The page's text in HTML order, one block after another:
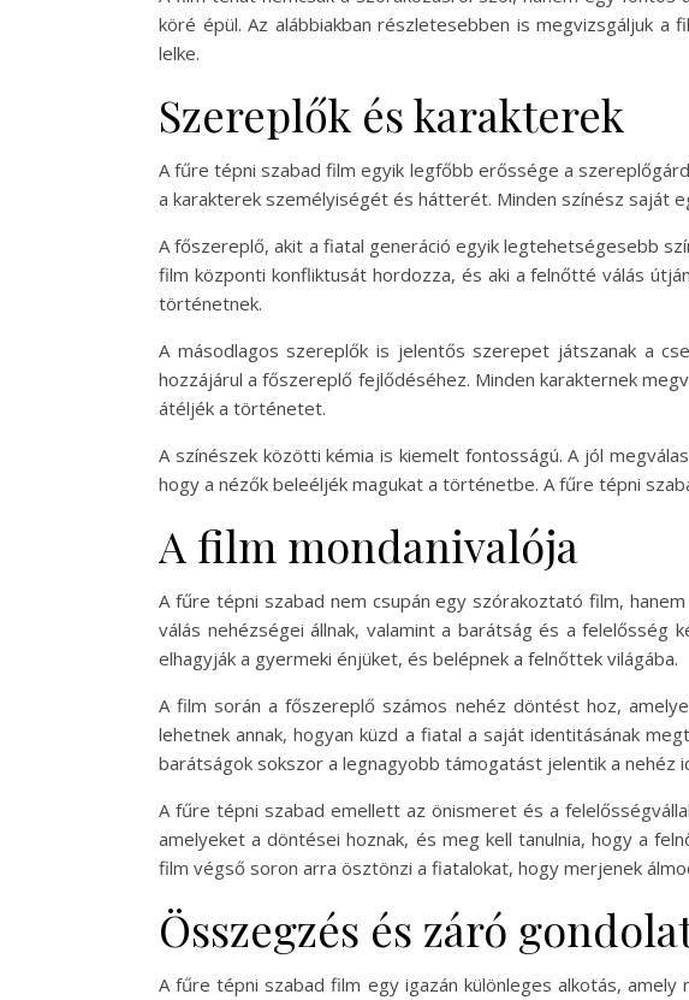
köré épül. Az alábbiakban részletesebben is megvizsgáljuk
lelke.
Szereplők és karakterek
A fűre tépni szabad film egyik legfőbb erőssége a
a karakterek személyiségét és hátterét. Minden színész saját
A főszereplő, akit a fiatal generáció egyik legtehetségesebb
film központi konfliktusát hordozza, és aki a felnőtté válás
történetnek.
A másodlagos szereplők is jelentős szerepet játszanak a
hozzájárul a főszereplő fejlődéséhez. Minden karakternek
átéljék a történetet.
A színészek közötti kémia is kiemelt fontosságú. A jól
hogy a nézők beleéljék magukat a történetbe. A fűre tépni
A film mondanivalója
A fűre tépni szabad nem csupán egy szórakoztató film,
válás nehézségei állnak, valamint a barátság és a felelősség
elhagyják a gyermeki énjüket, és belépnek a felnőttek világába.
A film során a főszereplő számos nehéz döntést hoz,
lehetnek annak, hogyan küzd a fiatal a saját identitásának
barátságok sokszor a legnagyobb támogatást jelentik a nehéz
A fűre tépni szabad emellett az önismeret és a
amelyeket a döntései hoznak, és meg kell tanulnia, hogy a
film végső soron arra ösztönzi a fiatalokat, hogy merjenek
Összegzés és záró
A fűre tépni szabad film egy igazán különleges alkotás,